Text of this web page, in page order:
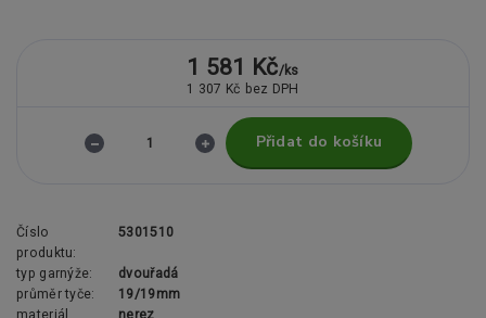
1 581 Kč/ks
1 307 Kč bez DPH
Přidat do košíku
Číslo
produktu:
5301510
typ garnýže:
dvouřadá
průměr tyče:
19/19mm
materiál
nerez